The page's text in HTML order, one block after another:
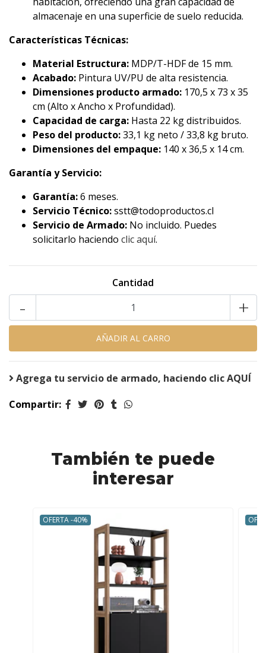
almacenaje en una superficie de suelo reducida.
Características Técnicas:
Material Estructura: MDP/T-HDF de 15 mm.
Acabado: Pintura UV/PU de alta resistencia.
Dimensiones producto armado: 170,5 x 73 x 35
cm (Alto x Ancho x Profundidad).
Capacidad de carga: Hasta 22 kg distribuidos.
Peso del producto:33,1 kg neto / 33,8 kg bruto.
Dimensiones del empaque: 140 x 36,5 x 14 cm.
Garantía y Servicio:
Garantía:6 meses.
Servicio Técnico:sstt@todoproductos.cl
Servicio de Armado: No incluido. Puedes
solicitarlo haciendo clic aquí.
Cantidad
+
-
Agrega tu servicio de armado, haciendo clic AQUÍ
Compartir:
También te puede
interesar
OFERTA -40%